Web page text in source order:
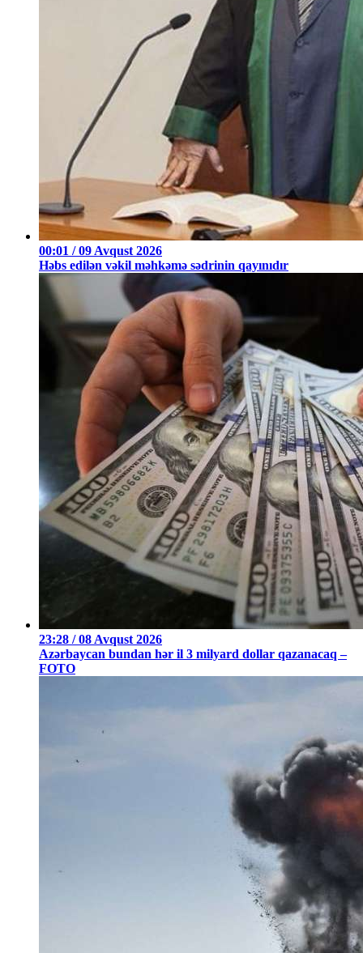
00:01 / 09 Avqust 2026
Həbs edilən vəkil məhkəmə sədrinin qayınıdır
23:28 / 08 Avqust 2026
Azərbaycan bundan hər il 3 milyard dollar qazanacaq –
FOTO